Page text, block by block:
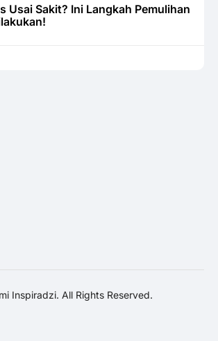
Usai Sakit? Ini Langkah Pemulihan
Inspiradzi. All Rights Reserved.